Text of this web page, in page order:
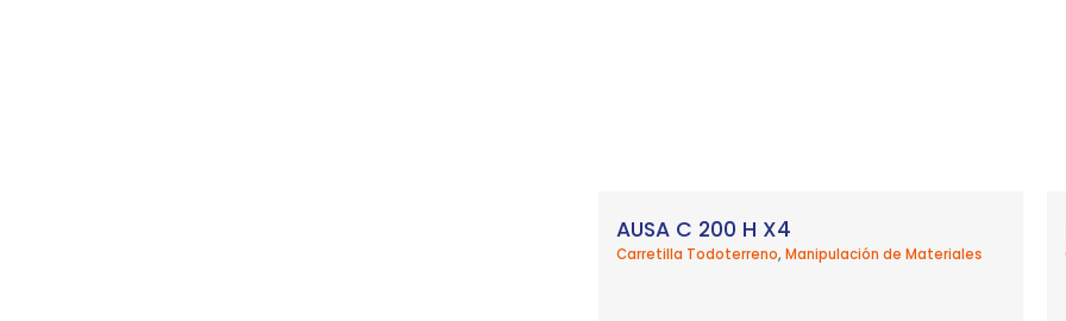
AUSA C 200 H X4
Carretilla Todoterreno, Manipulación de Materiales